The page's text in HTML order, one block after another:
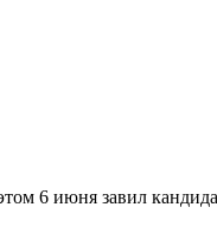
6 июня завил